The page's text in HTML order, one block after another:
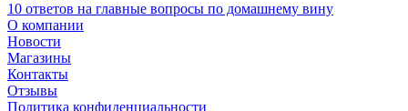
10 ответов на главные вопросы по домашнему вину
О компании
Новости
Магазины
Контакты
Отзывы
Политика конфиденциальности